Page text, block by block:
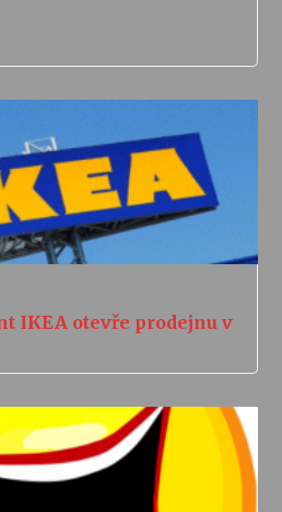
IKEA otevře prodejnu v